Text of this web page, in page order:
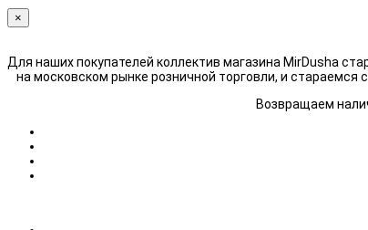
×
Для наших покупателей коллектив магазина MirDusha
на московском рынке розничной торговли, и стараемся
Возвращаем